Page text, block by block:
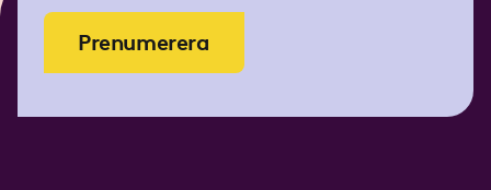
Prenumerera